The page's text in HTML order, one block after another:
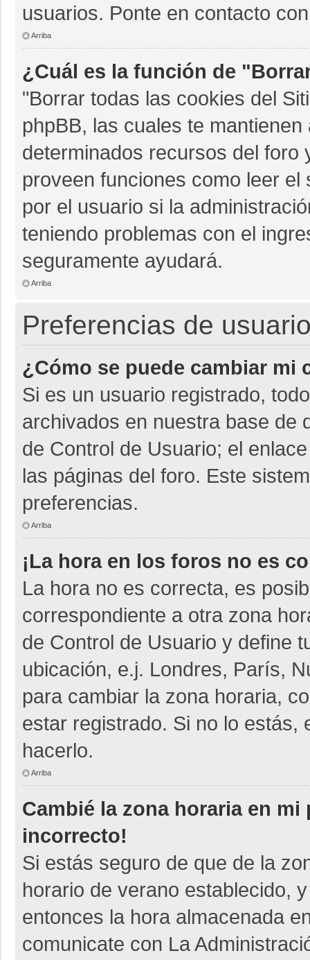
usuarios. Ponte en contacto
Arriba
¿Cuál es la función de
"Borrar todas las cookies del
phpBB, las cuales te
determinados recursos del foro
proveen funciones como leer
por el usuario si la
teniendo problemas con el
seguramente ayudará.
Arriba
Preferencias de
¿Cómo se puede cambiar mi
Si es un usuario registrado,
archivados en nuestra base de
de Control de Usuario; el
las páginas del foro. Este
preferencias.
Arriba
¡La hora en los foros no es
La hora no es correcta, es
correspondiente a otra zona
de Control de Usuario y define
ubicación, e.j. Londres, París,
para cambiar la zona horaria,
estar registrado. Si no lo estás,
hacerlo.
Arriba
Cambié la zona horaria en
incorrecto!
Si estás seguro de que de la
horario de verano establecido,
entonces la hora almacenada
comunicate con La